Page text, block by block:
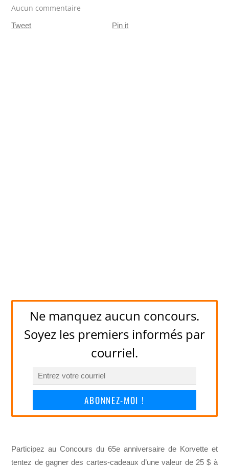
Aucun commentaire
Tweet Pin it
Ne manquez aucun concours.
Soyez les premiers informés par
courriel.
ABONNEZ-MOI !
Participez au Concours du 65e anniversaire de Korvette et
tentez de gagner des cartes-cadeaux d’une valeur de 25 $ à